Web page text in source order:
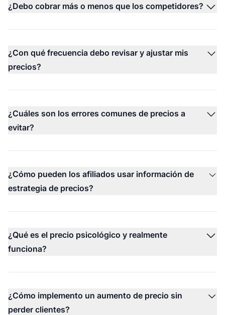
¿Debo cobrar más o menos que los competidores?
¿Con qué frecuencia debo revisar y ajustar mis
precios?
¿Cuáles son los errores comunes de precios a
evitar?
¿Cómo pueden los afiliados usar información de
estrategia de precios?
¿Qué es el precio psicológico y realmente
funciona?
¿Cómo implemento un aumento de precio sin
perder clientes?